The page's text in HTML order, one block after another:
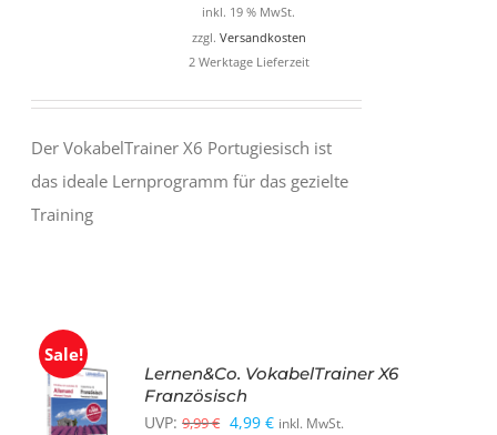
inkl. 19 % MwSt.
zzgl. Versandkosten
2 Werktage Lieferzeit
Der VokabelTrainer X6 Portugiesisch ist
das ideale Lernprogramm für das gezielte
Training
Sale!
IN DEN
WARENKORB
Lernen&Co. VokabelTrainer X6
Französisch
UVP: 9,99€ Ursprünglicher
4,99€Aktueller
inkl. MwSt.